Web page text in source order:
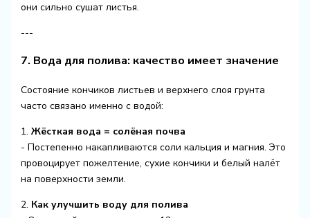
они сильно сушат листья.
---
7. Вода для полива: качество имеет значение
Состояние кончиков листьев и верхнего слоя грунта
часто связано именно с водой:
1. Жёсткая вода = солёная почва
- Постепенно накапливаются соли кальция и магния. Это
провоцирует пожелтение, сухие кончики и белый налёт
на поверхности земли.
2. Как улучшить воду для полива